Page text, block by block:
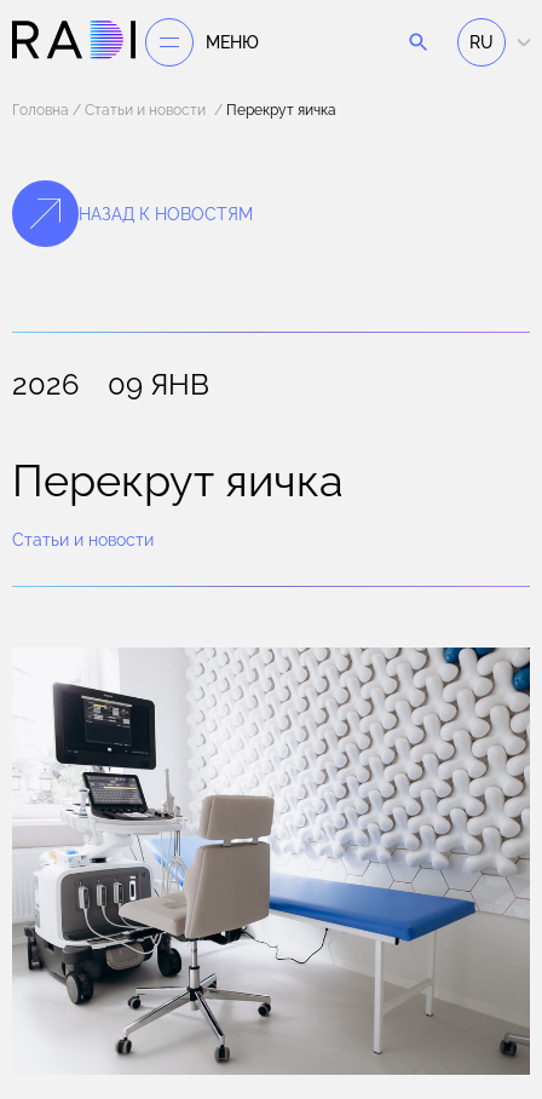
МЕНЮ RU
Головна Статьи и новости Перекрут яичка
НАЗАД К НОВОСТЯМ
2026 09 ЯНВ
Перекрут яичка
Статьи и новости